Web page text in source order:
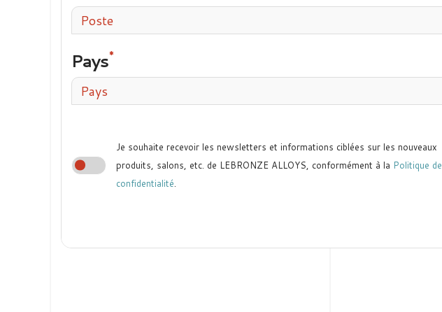
Poste
Pays
Pays
Je souhaite recevoir les newsletters et informations ciblées sur les nouveaux
produits, salons, etc. de LEBRONZE ALLOYS, conformément à la Politique de
confidentialité.